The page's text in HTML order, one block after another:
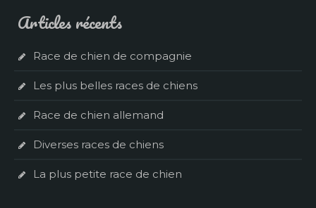
Articles récents
Race de chien de compagnie
Les plus belles races de chiens
Race de chien allemand
Diverses races de chiens
La plus petite race de chien